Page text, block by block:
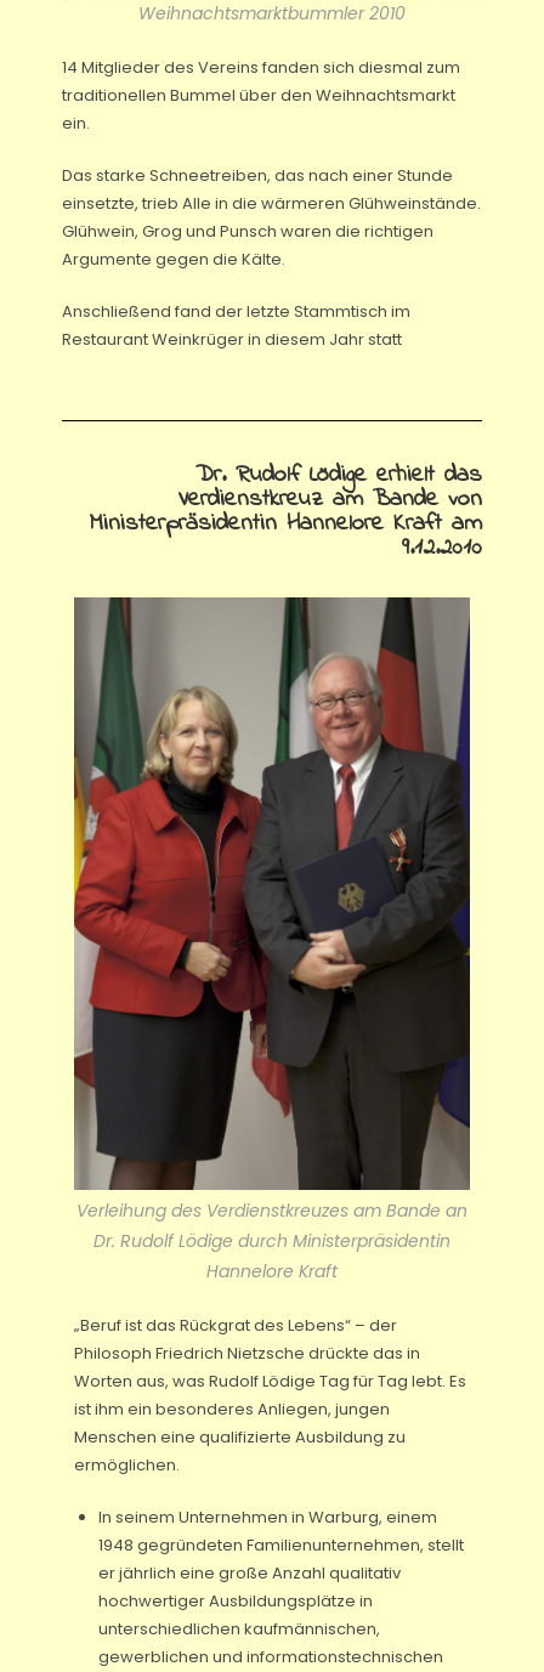
Weihnachtsmarktbummler 2010
14 Mitglieder des Vereins fanden sich diesmal zum
traditionellen Bummel über den Weihnachtsmarkt
ein.
Das starke Schneetreiben, das nach einer Stunde
einsetzte, trieb Alle in die wärmeren Glühweinstände.
Glühwein, Grog und Punsch waren die richtigen
Argumente gegen die Kälte.
Anschließend fand der letzte Stammtisch im
Restaurant Weinkrüger in diesem Jahr statt
Dr. Rudolf Lödige erhielt das
Verdienstkreuz am Bande von
Ministerpräsidentin Hannelore Kraft am
9.12.2010
Verleihung des Verdienstkreuzes am Bande an
Dr. Rudolf Lödige durch Ministerpräsidentin
Hannelore Kraft
„Beruf ist das Rückgrat des Lebens“ – der
Philosoph Friedrich Nietzsche drückte das in
Worten aus, was Rudolf Lödige Tag für Tag lebt. Es
ist ihm ein besonderes Anliegen, jungen
Menschen eine qualifizierte Ausbildung zu
ermöglichen.
In seinem Unternehmen in Warburg, einem
1948 gegründeten Familienunternehmen, stellt
er jährlich eine große Anzahl qualitativ
hochwertiger Ausbildungsplätze in
unterschiedlichen kaufmännischen,
gewerblichen und informationstechnischen